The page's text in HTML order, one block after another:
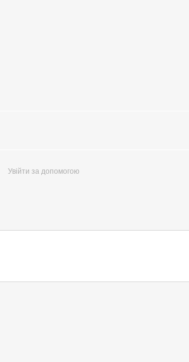
Увійти за допомогою